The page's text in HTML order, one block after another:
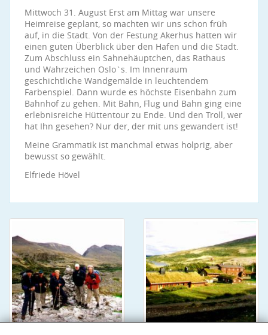
Mittwoch 31. August Erst am Mittag war unsere
Heimreise geplant, so machten wir uns schon früh
auf, in die Stadt. Von der Festung Akerhus hatten wir
einen guten Überblick über den Hafen und die Stadt.
Zum Abschluss ein Sahnehäuptchen, das Rathaus
und Wahrzeichen Oslo`s. Im Innenraum
geschichtliche Wandgemälde in leuchtendem
Farbenspiel. Dann wurde es höchste Eisenbahn zum
Bahnhof zu gehen. Mit Bahn, Flug und Bahn ging eine
erlebnisreiche Hüttentour zu Ende. Und den Troll, wer
hat Ihn gesehen? Nur der, der mit uns gewandert ist!
Meine Grammatik ist manchmal etwas holprig, aber
bewusst so gewählt.
Elfriede Hövel